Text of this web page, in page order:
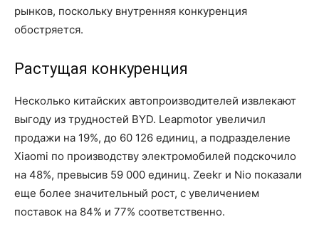
рынков, поскольку внутренняя конкуренция
обостряется.
Растущая конкуренция
Несколько китайских автопроизводителей извлекают
выгоду из трудностей BYD. Leapmotor увеличил
продажи на 19%, до 60 126 единиц, а подразделение
Xiaomi по производству электромобилей подскочило
на 48%, превысив 59 000 единиц. Zeekr и Nio показали
еще более значительный рост, с увеличением
поставок на 84% и 77% соответственно.